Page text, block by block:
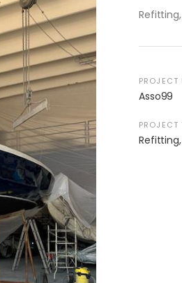
PROJECT
Asso99
PROJECT
Refitting,